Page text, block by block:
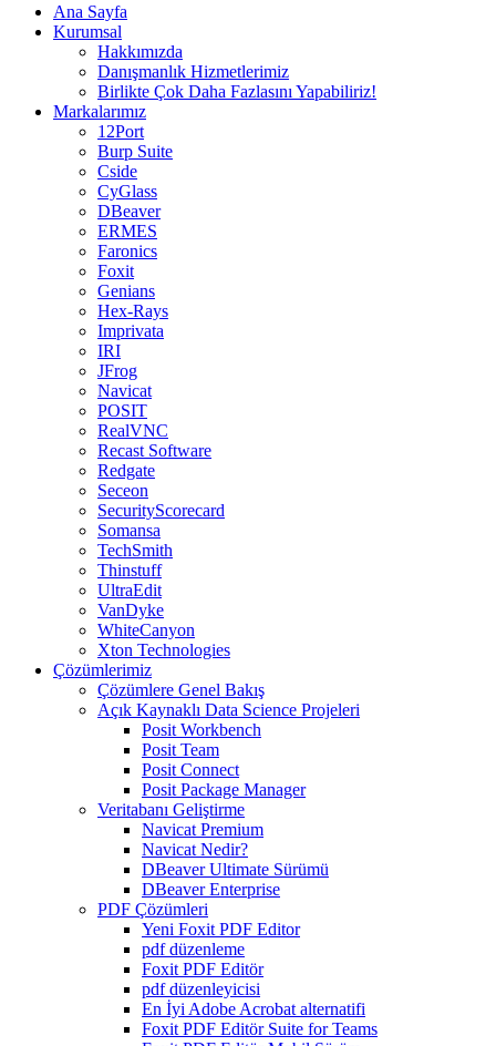
Ana Sayfa
Kurumsal
Hakkımızda
Danışmanlık Hizmetlerimiz
Birlikte Çok Daha Fazlasını Yapabiliriz!
Markalarımız
12Port
Burp Suite
Cside
CyGlass
DBeaver
ERMES
Faronics
Foxit
Genians
Hex-Rays
Imprivata
IRI
JFrog
Navicat
POSIT
RealVNC
Recast Software
Redgate
Seceon
SecurityScorecard
Somansa
TechSmith
Thinstuff
UltraEdit
VanDyke
WhiteCanyon
Xton Technologies
Çözümlerimiz
Çözümlere Genel Bakış
Açık Kaynaklı Data Science Projeleri
Posit Workbench
Posit Team
Posit Connect
Posit Package Manager
Veritabanı Geliştirme
Navicat Premium
Navicat Nedir?
DBeaver Ultimate Sürümü
DBeaver Enterprise
PDF Çözümleri
Yeni Foxit PDF Editor
pdf düzenleme
Foxit PDF Editör
pdf düzenleyicisi
En İyi Adobe Acrobat alternatifi
Foxit PDF Editör Suite for Teams